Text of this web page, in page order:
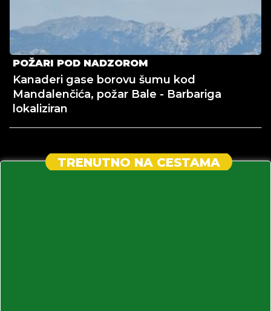
POŽARI POD NADZOROM
Kanaderi gase borovu šumu kod
Mandalenčića, požar Bale - Barbariga
lokaliziran
TRENUTNO NA CESTAMA